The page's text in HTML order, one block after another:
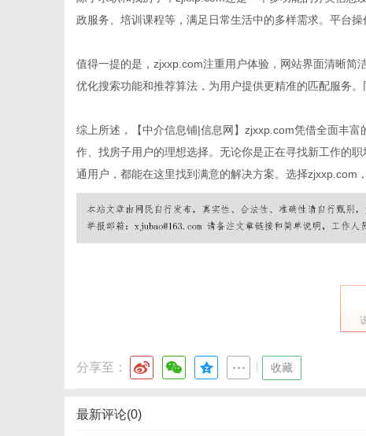
政服务、培训课程等，满足日常生活中的多样需求。平台
值得一提的是，zjxxp.com注重用户体验，网站界面清晰简
优化搜索功能和推荐算法，为用户提供更精准的匹配服务
综上所述，【中介信息铺|信息网】zjxxp.com凭借全面丰
作、找房子用户的理想选择。无论你是正在寻找新工作的
通用户，都能在这里找到满意的解决方案。选择zjxxp.com
分享至： 收藏
最新评论(0)